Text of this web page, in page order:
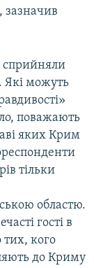
зазначив
сприйняли
Які можуть
поважають
яких Крим
тільки
областю.
гості в
тих, кого
до Криму